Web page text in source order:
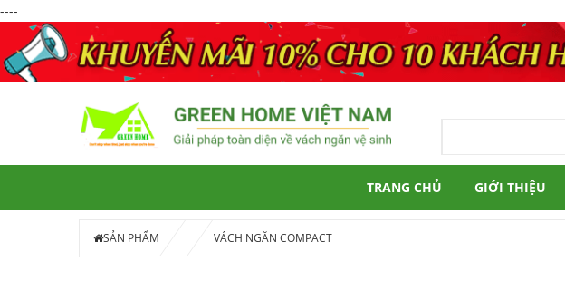
----
TRANG CHỦ GIỚI THIỆU
SẢN PHẨM VÁCH NGĂN COMPACT